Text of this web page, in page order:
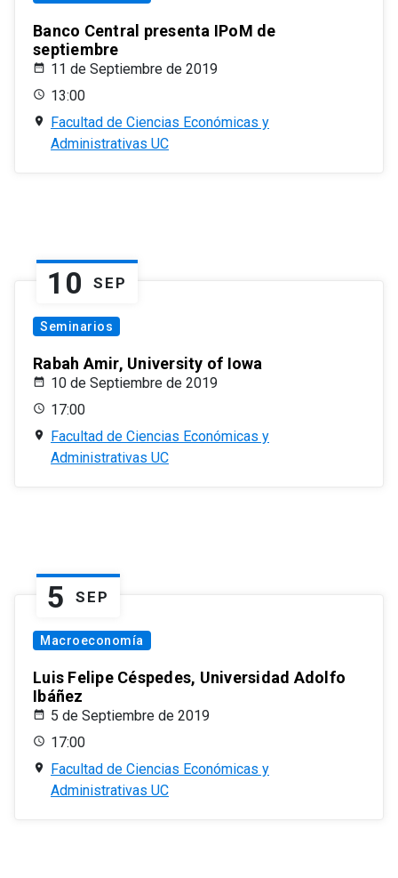
Banco Central presenta IPoM de
septiembre
11 de Septiembre de 2019
13:00
Facultad de Ciencias Económicas y
Administrativas UC
10 SEP
Seminarios
Rabah Amir, University of Iowa
10 de Septiembre de 2019
17:00
Facultad de Ciencias Económicas y
Administrativas UC
5 SEP
Macroeconomía
Luis Felipe Céspedes, Universidad Adolfo
Ibáñez
5 de Septiembre de 2019
17:00
Facultad de Ciencias Económicas y
Administrativas UC